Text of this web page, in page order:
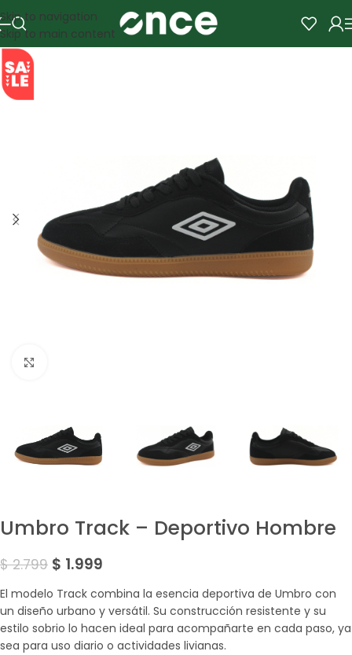
Skip to navigation
Skip to main content
SALE
Umbro Track – Deportivo Hombre
$2.799 $ 1.999
El modelo Track combina la esencia deportiva de Umbro con
un diseño urbano y versátil. Su construcción resistente y su
estilo sobrio lo hacen ideal para acompañarte en cada paso, ya
sea para uso diario o actividades livianas.